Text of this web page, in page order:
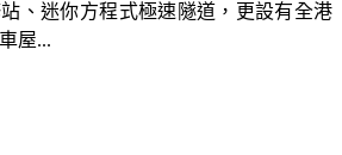
、迷你方程式極速隧道，更設有全港
屋...